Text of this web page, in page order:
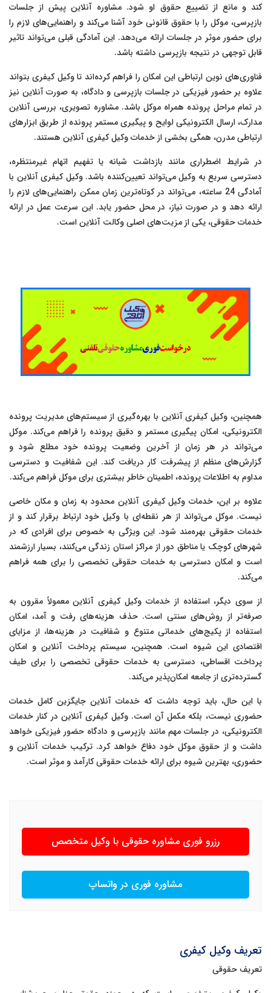
کند و مانع از تضییع حقوق او شود. مشاوره آنلاین پیش از جلسات
بازپرسی، موکل را با حقوق قانونی خود آشنا می‌کند و راهنمایی‌های لازم را
برای حضور موثر در جلسات ارائه می‌دهد. این آمادگی قبلی می‌تواند تاثیر
قابل توجهی در نتیجه بازپرسی داشته باشد.
فناوری‌های نوین ارتباطی این امکان را فراهم کرده‌اند تا وکیل کیفری بتواند
علاوه بر حضور فیزیکی در جلسات بازپرسی و دادگاه، به صورت آنلاین نیز
در تمام مراحل پرونده همراه موکل باشد. مشاوره تصویری، بررسی آنلاین
مدارک، ارسال الکترونیکی لوایح و پیگیری مستمر پرونده از طریق ابزارهای
ارتباطی مدرن، همگی بخشی از خدمات وکیل کیفری آنلاین هستند.
در شرایط اضطراری مانند بازداشت شبانه یا تفهیم اتهام غیرمنتظره،
دسترسی سریع به وکیل می‌تواند تعیین‌کننده باشد. وکیل کیفری آنلاین با
آمادگی 24 ساعته، می‌تواند در کوتاه‌ترین زمان ممکن راهنمایی‌های لازم را
ارائه دهد و در صورت نیاز، در محل حضور یابد. این سرعت عمل در ارائه
خدمات حقوقی، یکی از مزیت‌های اصلی وکالت آنلاین است.
همچنین، وکیل کیفری آنلاین با بهره‌گیری از سیستم‌های مدیریت پرونده
الکترونیکی، امکان پیگیری مستمر و دقیق پرونده را فراهم می‌کند. موکل
می‌تواند در هر زمان از آخرین وضعیت پرونده خود مطلع شود و
گزارش‌های منظم از پیشرفت کار دریافت کند. این شفافیت و دسترسی
مداوم به اطلاعات پرونده، اطمینان خاطر بیشتری برای موکل فراهم می‌کند.
علاوه بر این، خدمات وکیل کیفری آنلاین محدود به زمان و مکان خاصی
نیست. موکل می‌تواند از هر نقطه‌ای با وکیل خود ارتباط برقرار کند و از
خدمات حقوقی بهره‌مند شود. این ویژگی به خصوص برای افرادی که در
شهرهای کوچک یا مناطق دور از مراکز استان زندگی می‌کنند، بسیار ارزشمند
است و امکان دسترسی به خدمات حقوقی تخصصی را برای همه فراهم
می‌کند.
از سوی دیگر، استفاده از خدمات وکیل کیفری آنلاین معمولاً مقرون به
صرفه‌تر از روش‌های سنتی است. حذف هزینه‌های رفت و آمد، امکان
استفاده از پکیج‌های خدماتی متنوع و شفافیت در هزینه‌ها، از مزایای
اقتصادی این شیوه است. همچنین، سیستم پرداخت آنلاین و امکان
پرداخت اقساطی، دسترسی به خدمات حقوقی تخصصی را برای طیف
گسترده‌تری از جامعه امکان‌پذیر می‌کند.
با این حال، باید توجه داشت که خدمات آنلاین جایگزین کامل خدمات
حضوری نیست، بلکه مکمل آن است. وکیل کیفری آنلاین در کنار خدمات
الکترونیکی، در جلسات مهم مانند بازپرسی و دادگاه حضور فیزیکی خواهد
داشت و از حقوق موکل خود دفاع خواهد کرد. ترکیب خدمات آنلاین و
حضوری، بهترین شیوه برای ارائه خدمات حقوقی کارآمد و موثر است.
رزرو فوری مشاوره حقوقی با وکیل متخصص
مشاوره فوری در واتساپ
تعریف وکیل کیفری
تعریف حقوقی